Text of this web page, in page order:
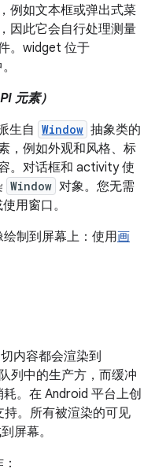
例如文本框或弹出式菜
因此它会自行处理测量
。widget 位于
元素）
生自 Window 抽象类的
，例如外观和风格、标
。对话框和 activity 使
Window 对象。您无需
用窗口。
制到屏幕上：使用画
内容都会渲染到
列中的生产方，而缓冲
。在 Android 平台上创
。所有被渲染的可见
屏幕。